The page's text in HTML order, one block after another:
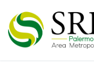
contenuto